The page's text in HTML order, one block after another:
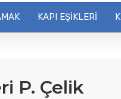
KAPI EŞIKLERI
P. Çelik